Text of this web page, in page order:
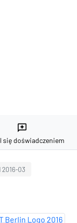
reviews
się doświadczeniem
2016-03